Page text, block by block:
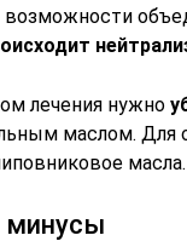
возможности
лечения нужно
маслом. Для
масла.
минусы